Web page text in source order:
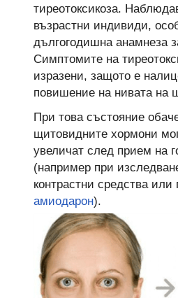
тиреотоксикоза.
възрастни индивиди,
дългогодишна анамнеза
Симптомите на
изразени, защото е
повишение на нивата на
При това състояние
щитовидните хормони
увеличат след прием на
(например при
контрастни средства
амиодарон).